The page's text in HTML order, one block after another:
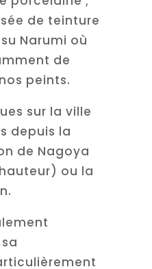
de teinture
Narumi où
de
peints.
sur la ville
depuis la
de Nagoya
ou la